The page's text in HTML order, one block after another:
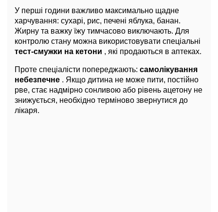
У перші години важливо максимально щадне
харчування: сухарі, рис, печені яблука, банан.
Жирну та важку їжу тимчасово виключають. Для
контролю стану можна використовувати спеціальні
тест-смужки на кетони , які продаються в аптеках.
Проте спеціалісти попереджають: самолікування
небезпечне . Якщо дитина не може пити, постійно
рве, стає надмірно сонливою або рівень ацетону не
знижується, необхідно терміново звернутися до
лікаря.